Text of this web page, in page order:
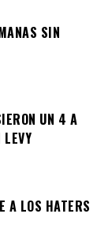
SIN
UN 4 A
A LOS HATERS